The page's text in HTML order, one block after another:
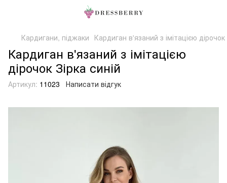
Кардигани, піджаки Кардиган в'язаний з імітацією дірочок
Кардиган в'язаний з імітацією
дірочок Зірка синій
Артикул: 11023 Написати відгук